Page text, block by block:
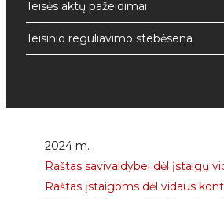
Teisės aktų pažeidimai
Teisinio reguliavimo stebėsena
2024 m.
Raštas savivaldybei dėl įstaigų
Raštas įstaigoms dėl vidaus